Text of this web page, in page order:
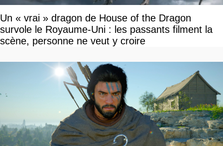
Un « vrai » dragon de House of the Dragon
survole le Royaume-Uni : les passants filment la
scène, personne ne veut y croire